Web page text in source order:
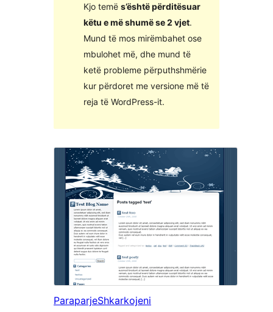
Kjo temë s’është përditësuar
këtu e më shumë se 2 vjet.
Mund të mos mirëmbahet ose
mbulohet më, dhe mund të
ketë probleme përputhshmërie
kur përdoret me versione më të
reja të WordPress-it.
ParaparjeShkarkojeni